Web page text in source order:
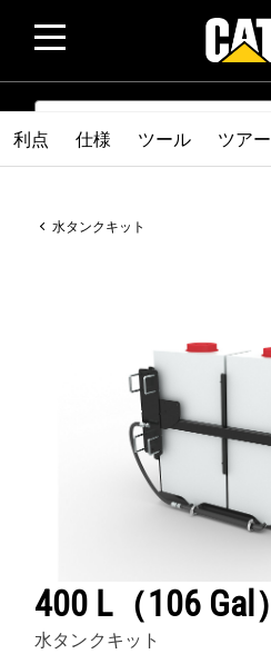
SEARCH
水タンクキット
400 L（106 Gal）
水タンクキット
利点 仕様 ツール ツアー